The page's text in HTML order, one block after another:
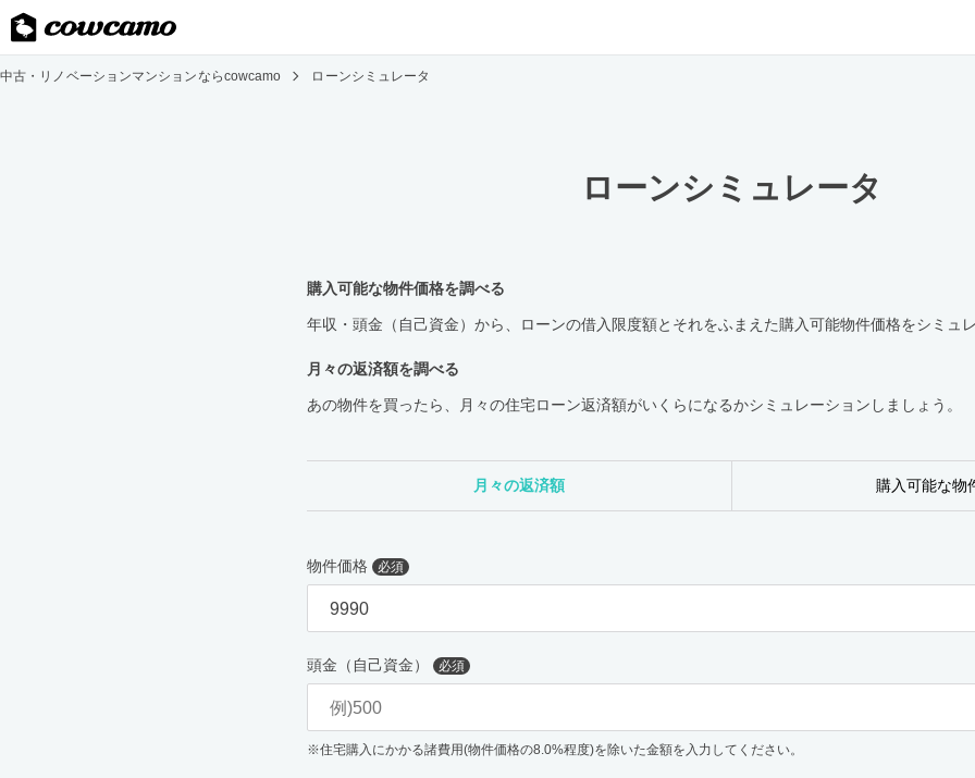
中古・リノベーションマンションならcowcamo ローンシミュレータ
ローンシミュレータ
購入可能な物件価格を調べる
年収・頭金（自己資金）から、ローンの借入限度額とそれをふまえた購入可能物件価格をシミュ
月々の返済額を調べる
あの物件を買ったら、月々の住宅ローン返済額がいくらになるかシミュレーションしましょう。
月々の返済額 購入可能な物
物件価格 必須
頭金（自己資金） 必須
※住宅購入にかかる諸費用(物件価格の8.0%程度)を除いた金額を入力してください。